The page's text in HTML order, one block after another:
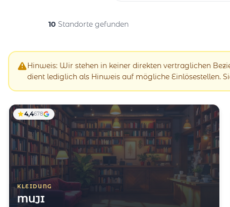
10 Standorte gefunden
Hinweis: Wir stehen in keiner direkten vertraglichen
dient lediglich als Hinweis auf mögliche Einlösestellen.
KLEIDUNG
MUJI
4,4678